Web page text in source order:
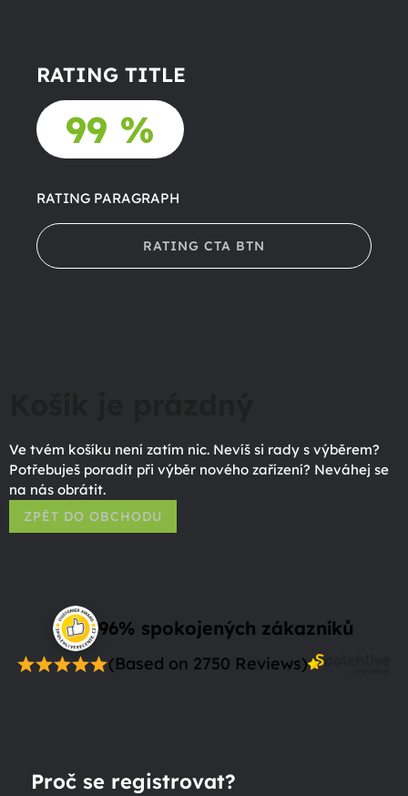
RATING TITLE
99 %
RATING PARAGRAPH
RATING CTA BTN
Ve tvém košíku není zatím nic. Nevíš si rady s výběrem?
Potřebuješ poradit při výběr nového zařízení? Neváhej se
na nás obrátit.
ZPĚT DO OBCHODU
96% spokojených zákazníků
(Based on 2750 Reviews)
Proč se registrovat?